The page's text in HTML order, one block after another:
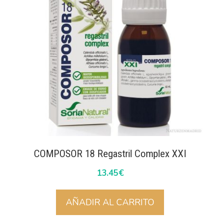
COMPOSOR 18 Regastril Complex XXI
13.45€
AÑADIR AL CARRITO